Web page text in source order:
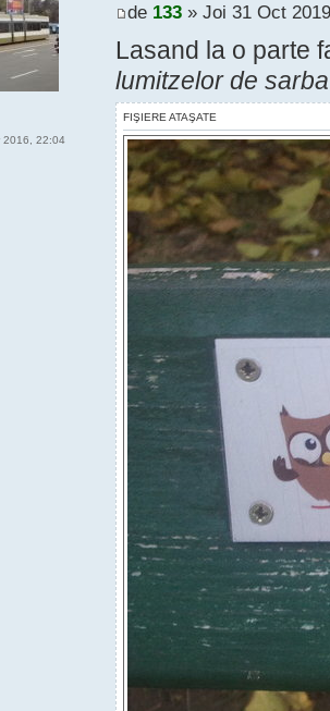
de 133» Joi 31 Oct
Lasand la o parte
lumitzelor de
FIŞIERE ATAŞATE
2016, 22:04